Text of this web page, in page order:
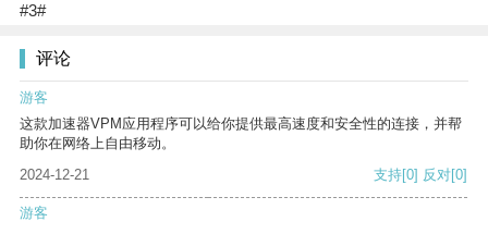
#3#
评论
游客
这款加速器VPM应用程序可以给你提供最高速度和安全性的连接，并帮
助你在网络上自由移动。
2024-12-21
支持[0] 反对[0]
游客